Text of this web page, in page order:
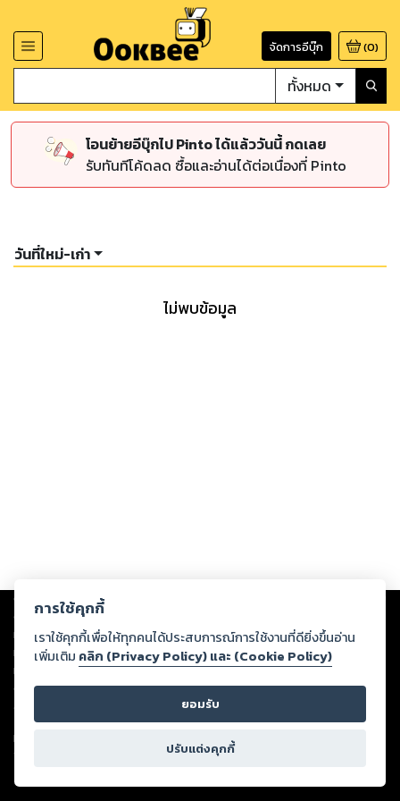
จัดการอีบุ๊ก (0)
ทั้งหมด
โอนย้ายอีบุ๊กไป Pinto ได้แล้ววันนี้ กดเลย
รับทันทีโค้ดลด ซื้อและอ่านได้ต่อเนื่องที่ Pinto
วันที่ใหม่-เก่า
ไม่พบข้อมูล
Copyright © 2026
ต่อผลงานหรือเนื้อหาใดที่อัปโหลดผ่านเว็บไซต์และปรากฏว่าละเมิดสิทธิใน
ทรัพย์สินทางปัญญาของบุคคลอื่นหรือขัดต่อกฎหมายและศีลธรรม ดังนั้น ผู้อ่าน
ทุกท่านโปรดใช้วิจารณญาณในการกลั่นกรองด้วยตนเอง และหากท่านพบว่าส่วน
หนึ่งส่วนใดขัดต่อกฎหมายและศีลธรรม กรุณาแจ้งมายังบริษัท เพื่อทีมงานจะได้
ดำเนินการในทันที ทั้งนี้ ทางสตอรี่ล็อกขอสงวนลิขสิทธิ์ตามพระราชบัญญัติ
ลิขสิทธิ์ พ.ศ. 2537 (ฉบับล่าสุด)
For support: member@ookbee.com
Version
การใช้คุกกี้
เราใช้คุกกี้เพื่อให้ทุกคนได้ประสบการณ์การใช้งานที่ดียิ่งขึ้นอ่าน
เพิ่มเติม คลิก (Privacy Policy) และ (Cookie Policy)
ยอมรับ
ปรับแต่งคุกกี้